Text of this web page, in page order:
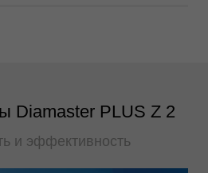
Diamaster PLUS Z 2
и эффективность